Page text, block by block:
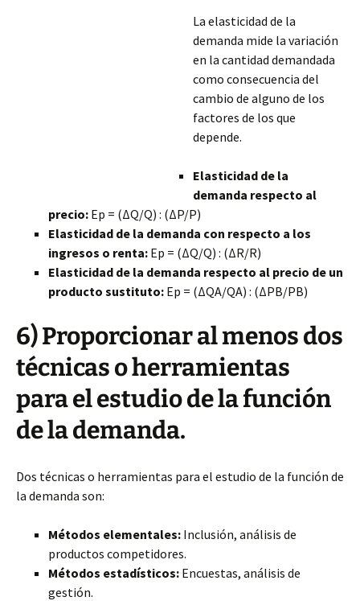
La elasticidad de la
demanda mide la variación
en la cantidad demandada
como consecuencia del
cambio de alguno de los
factores de los que
depende.
Elasticidad de la
demanda respecto al
precio: Ep = (ΔQ/Q) : (ΔP/P)
Elasticidad de la demanda con respecto a los
ingresos o renta: Ep = (ΔQ/Q) : (ΔR/R)
Elasticidad de la demanda respecto al precio de un
producto sustituto: Ep = (ΔQA/QA) : (ΔPB/PB)
6) Proporcionar al menosdos
técnicas o herramientas
para el estudio de la función
de la demanda.
Dos técnicas o herramientas para el estudio de la función de
la demanda son:
Métodos elementales: Inclusión, análisis de
productos competidores.
Métodos estadísticos: Encuestas, análisis de
gestión.